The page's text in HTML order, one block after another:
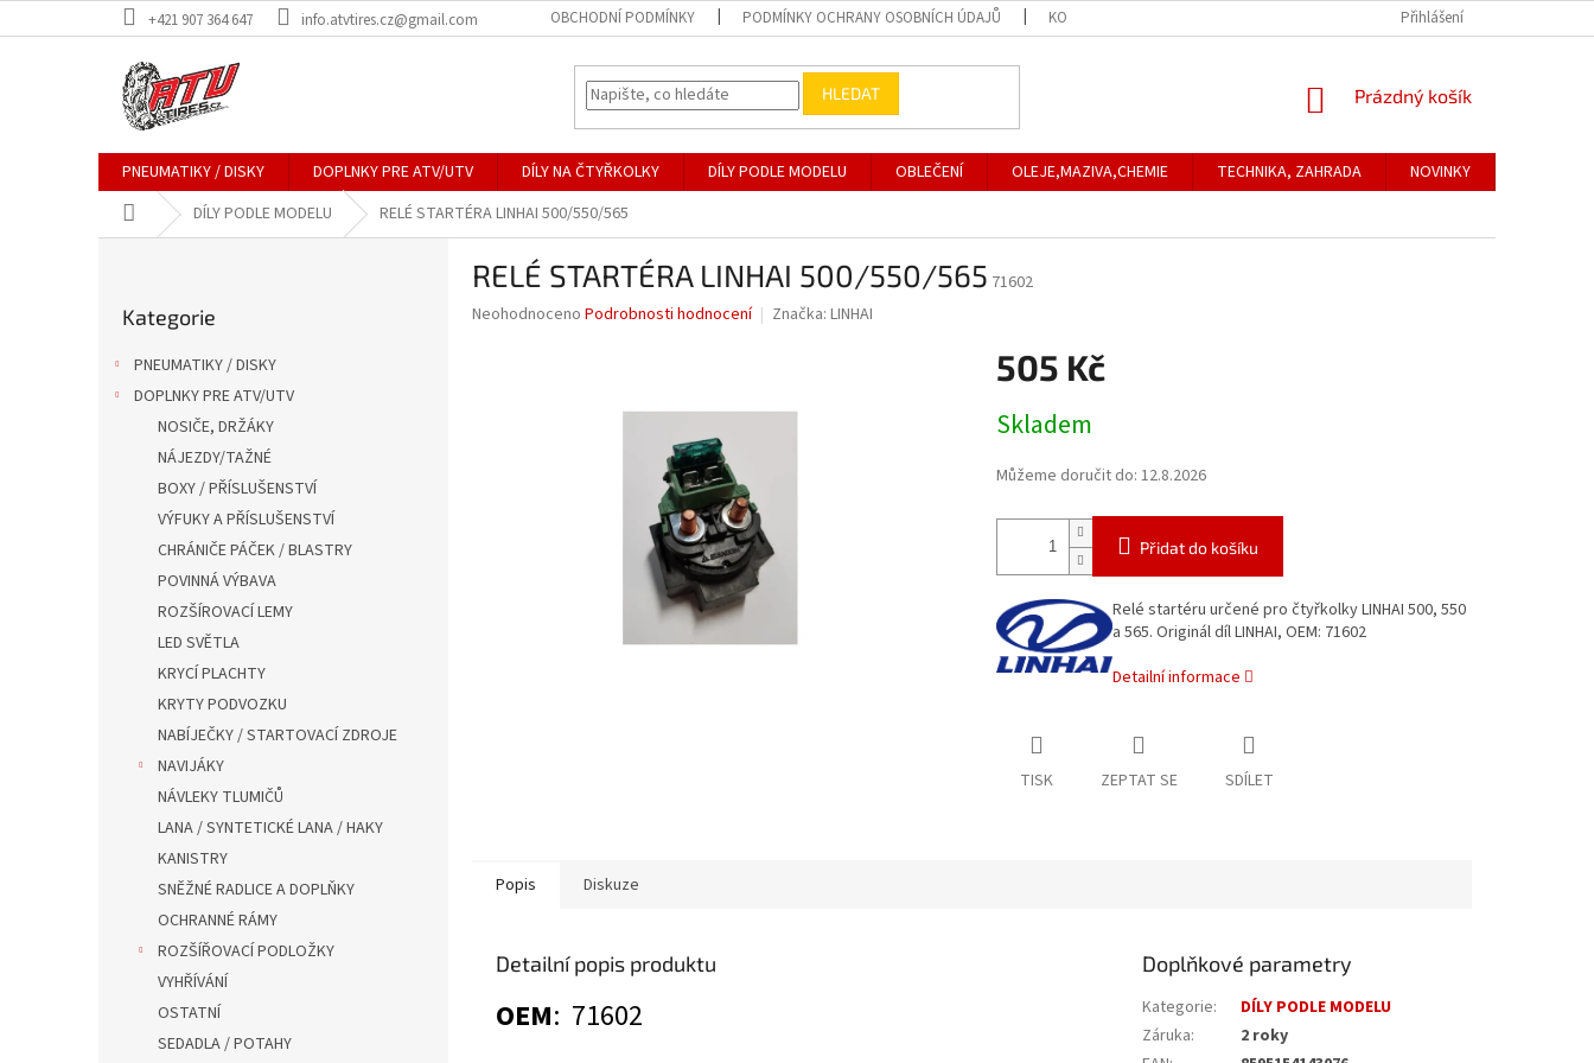
na
+421 907 364 647 info.atvtires.cz@gmail.com OBCHODNÍ PODMÍNKY PODMÍNKY OCHRANY OSOBNÍCH ÚDAJŮ KONTAKTNÍ ÚDAJE Přihlášení
HLEDAT
NÁKUPNÍ
Prázdný košík
PNEUMATIKY / DISKY DOPLNKY PRE ATV/UTV DÍLY NA ČTYŘKOLKY DÍLY PODLE MODELU OBLEČENÍ OLEJE,MAZIVA,CHEMIE TECHNIKA, ZAHRADA NOVINKY
Domů DÍLY PODLE MODELU RELÉ STARTÉRA LINHAI 500/550/565
kategorie
Kategorie
PNEUMATIKY / DISKY
DOPLNKY PRE ATV/UTV
NOSIČE, DRŽÁKY
NÁJEZDY/TAŽNÉ
BOXY / PŘÍSLUŠENSTVÍ
VÝFUKY A PŘÍSLUŠENSTVÍ
CHRÁNIČE PÁČEK / BLASTRY
POVINNÁ VÝBAVA
ROZŠÍROVACÍ LEMY
LED SVĚTLA
KRYCÍ PLACHTY
KRYTY PODVOZKU
NABÍJEČKY / STARTOVACÍ ZDROJE
NAVIJÁKY
NÁVLEKY TLUMIČŮ
LANA / SYNTETICKÉ LANA / HAKY
KANISTRY
SNĚŽNÉ RADLICE A DOPLŇKY
OCHRANNÉ RÁMY
ROZŠÍŘOVACÍ PODLOŽKY
VYHŘÍVÁNÍ
OSTATNÍ
SEDADLA / POTAHY
RELÉ STARTÉRA LINHAI 500/550/565 71602
Průměrné
Neohodnoceno Podrobnosti hodnocení Značka: LINHAI
505 Kč
cena:
Skladem
Můžeme doručit do: 12.8.2026
Přidat do košíku
Relé startéru určené pro čtyřkolky LINHAI 500, 550
a 565. Originál díl LINHAI, OEM: 71602
Detailní informace
TISK ZEPTAT SE SDÍLET
Popis Diskuze
Detailní popis produktu
OEM: 71602
Doplňkové parametry
Kategorie:
DÍLY PODLE MODELU
Záruka:
2 roky